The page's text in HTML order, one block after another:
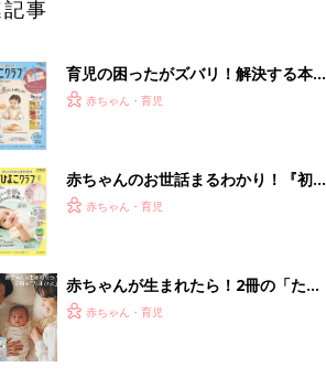
事
育児の困ったがズバリ！解決する本
『ひよこクラブ 秋号』 4カ月～2才
赤ちゃん・育児
赤ちゃんのお世話まるわかり！『初め
てのひよこクラブ 夏号』〈巻頭大特
赤ちゃん・育児
赤ちゃんが生まれたら！2冊の「たま
ひよ」
赤ちゃん・育児